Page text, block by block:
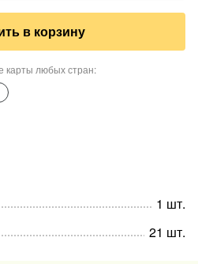
в корзину
карты любых стран:
1 шт.
21 шт.